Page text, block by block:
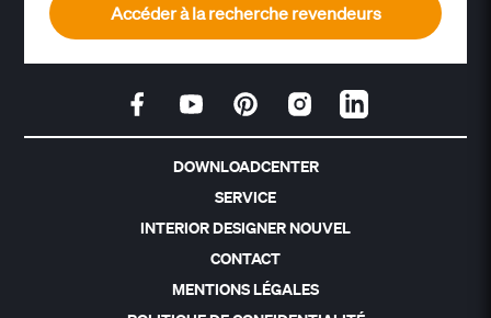
Accéder à la recherche revendeurs
DOWNLOADCENTER
SERVICE
INTERIOR DESIGNER NOUVEL
CONTACT
MENTIONS LÉGALES